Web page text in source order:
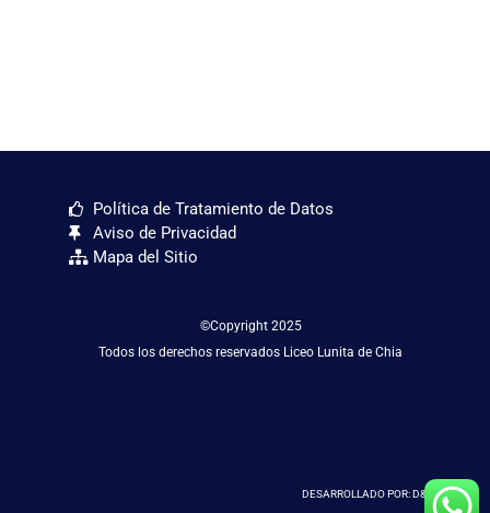
Política de Tratamiento de Datos
Aviso de Privacidad
Mapa del Sitio
©Copyright 2025
Todos los derechos reservados Liceo Lunita de Chia
DESARROLLADO POR: D&D SAS